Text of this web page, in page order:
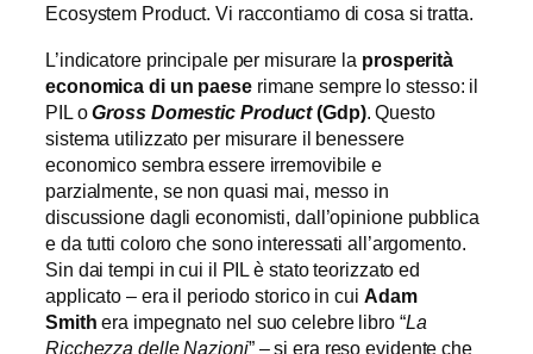
Ecosystem Product. Vi raccontiamo di cosa si tratta.
L’indicatore principale per misurare la prosperità
economica di un paeserimane sempre lo stesso: il
PIL oGross Domestic Product(Gdp). Questo
sistema utilizzato per misurare il benessere
economico sembra essere irremovibile e
parzialmente, se non quasi mai, messo in
discussione dagli economisti, dall’opinione pubblica
e da tutti coloro che sono interessati all’argomento.
Sin dai tempi in cui il PIL è stato teorizzato ed
applicato – era il periodo storico in cui Adam
Smith era impegnato nel suo celebre libro “La
Ricchezza delle Nazioni” – si era reso evidente che